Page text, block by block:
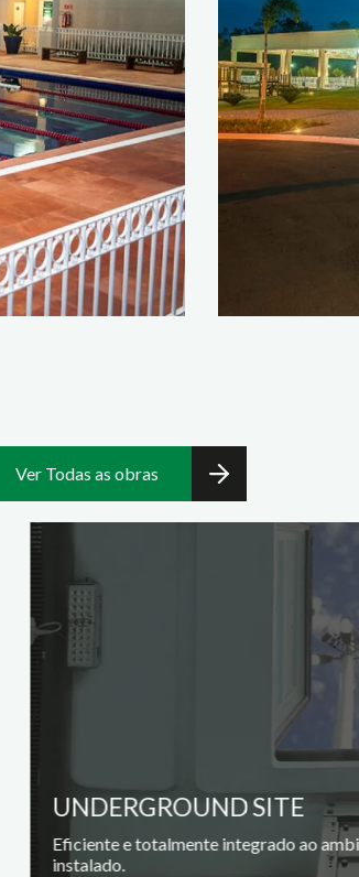
Ver Todas as obras
UNDERGROUND SITE
Eficiente e totalmente integrado ao
instalado.